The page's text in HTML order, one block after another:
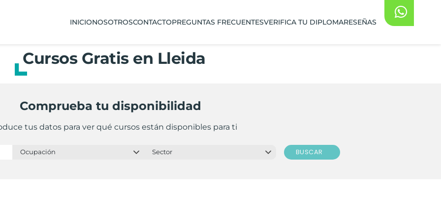
INICIONOSOTROSCONTACTOPREGUNTAS FRECUENTESVERIFICA TU DIPLOMARESEÑAS
Cursos Gratis en Lleida
Comprueba tu disponibilidad
tus datos para ver qué cursos están disponibles para ti
BUSCAR